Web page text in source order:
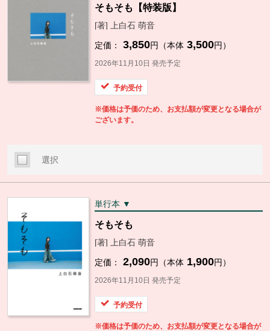
そもそも【特装版】
[著] 上白石 萌音
定価： 3,850円（本体 3,500円）
2026年11月10日 発売予定
予約受付
※価格は予価のため、お支払額が変更となる場合が
ございます。
選択
単行本 ▼
そもそも
[著] 上白石 萌音
定価： 2,090円（本体 1,900円）
2026年11月10日 発売予定
予約受付
※価格は予価のため、お支払額が変更となる場合が